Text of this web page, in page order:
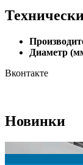
Диаметр
Вконтакте
Новинки